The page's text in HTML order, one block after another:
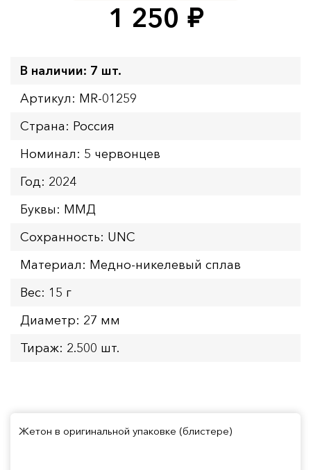
1 250 руб.
В наличии: 7 шт.
Артикул: MR-01259
Страна: Россия
Номинал: 5 червонцев
Год: 2024
Буквы: ММД
Сохранность: UNC
Материал: Медно-никелевый сплав
Вес: 15 г
Диаметр: 27 мм
Тираж: 2.500 шт.
Жетон в оригинальной упаковке (блистере)